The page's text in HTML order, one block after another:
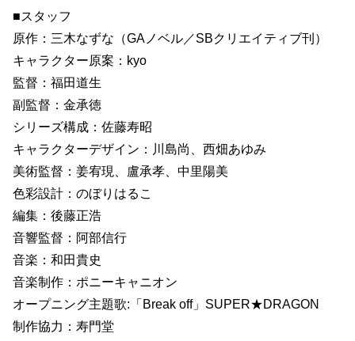
■スタッフ
原作：三木なずな（GAノベル／SBクリエイティブ刊）
キャラクター原案：kyo
監督：福田道生
副監督：金承徳
シリーズ構成：佐藤寿昭
キャラクターデザイン：川島尚、西畑あゆみ
美術監督：姜宥現、盧承孝、中里陽美
色彩設計：のぼりはるこ
編集：後藤正浩
音響監督：阿部信行
音楽：和田貴史
音楽制作：ポニーキャニオン
オープニング主題歌:「Break off」SUPER★DRAGON
制作協力：寿門堂